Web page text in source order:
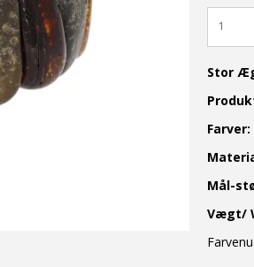
Stor
Farver:
Mål-
Vægt/